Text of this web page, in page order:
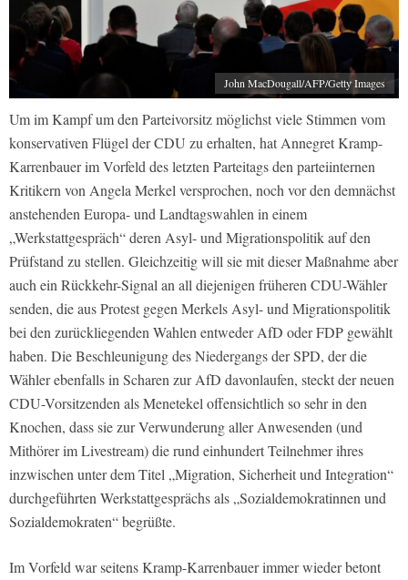
John MacDougall/AFP/Getty Images
Um im Kampf um den Parteivorsitz möglichst viele Stimmen vom
konservativen Flügel der CDU zu erhalten, hat Annegret Kramp-
Karrenbauer im Vorfeld des letzten Parteitags den parteiinternen
Kritikern von Angela Merkel versprochen, noch vor den demnächst
anstehenden Europa- und Landtagswahlen in einem
„Werkstattgespräch“ deren Asyl- und Migrationspolitik auf den
Prüfstand zu stellen. Gleichzeitig will sie mit dieser Maßnahme aber
auch ein Rückkehr-Signal an all diejenigen früheren CDU-Wähler
senden, die aus Protest gegen Merkels Asyl- und Migrationspolitik
bei den zurückliegenden Wahlen entweder AfD oder FDP gewählt
haben. Die Beschleunigung des Niedergangs der SPD, der die
Wähler ebenfalls in Scharen zur AfD davonlaufen, steckt der neuen
CDU-Vorsitzenden als Menetekel offensichtlich so sehr in den
Knochen, dass sie zur Verwunderung aller Anwesenden (und
Mithörer im Livestream) die rund einhundert Teilnehmer ihres
inzwischen unter dem Titel „Migration, Sicherheit und Integration“
durchgeführten Werkstattgesprächs als „Sozialdemokratinnen und
Sozialdemokraten“ begrüßte.
Im Vorfeld war seitens Kramp-Karrenbauer immer wieder betont